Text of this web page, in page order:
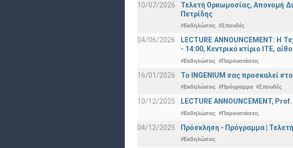
10/07/2026
Τελετή Ορκωμοσίας, Απονομή
Πετρίδης
#Εκδηλώσεις #Σπουδές
04/06/2026
LECTURE ANNOUNCEMENT: Η
- 14:00, Κεντρικό κτίριο ΙΤΕ,
#Εκδηλώσεις #Παρουσιάσεις
16/01/2026 Το INGENIUM σας προσκαλεί
#Εκδηλώσεις #Πρόγραμμα #Σπουδές
10/12/2025 LECTURE ANNOUNCEMENT,
#Εκδηλώσεις #Παρουσιάσεις
04/12/2025 Πρόσκληση - Πρόγραμμα |
#Εκδηλώσεις